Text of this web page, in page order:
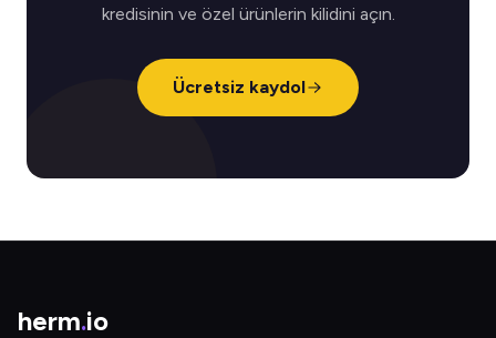
kredisinin ve özel ürünlerin kilidini açın.
Ücretsiz kaydol
herm.io